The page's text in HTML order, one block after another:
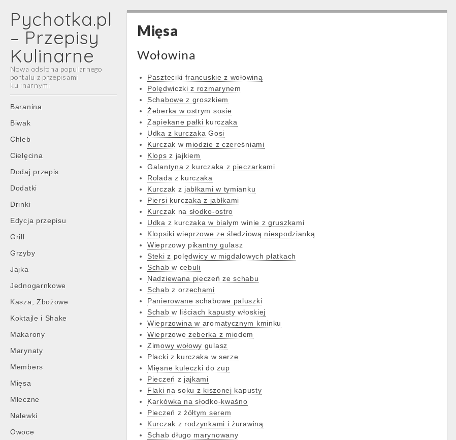
Pychotka.pl
– Przepisy
Kulinarne
Nowa odsłona popularnego
portalu z przepisami
kulinarnymi
Main
menu
Skip
content
Baranina
Biwak
Chleb
Cielęcina
Dodaj przepis
Dodatki
Drinki
Edycja przepisu
Grill
Grzyby
Jajka
Jednogarnkowe
Kasza, Zbożowe
Koktajle i Shake
Makarony
Marynaty
Members
Mięsa
Mleczne
Nalewki
Owoce
Mięsa
Wołowina
Paszteciki francuskie z wołowiną
Polędwiczki z rozmarynem
Schabowe z groszkiem
Żeberka w ostrym sosie
Zapiekane pałki kurczaka
Udka z kurczaka Gosi
Kurczak w miodzie z czereśniami
Klops z jajkiem
Galantyna z kurczaka z pieczarkami
Rolada z kurczaka
Kurczak z jabłkami w tymianku
Piersi kurczaka z jabłkami
Kurczak na słodko-ostro
Udka z kurczaka w białym winie z gruszkami
Klopsiki wieprzowe ze śledziową niespodzianką
Wieprzowy pikantny gulasz
Steki z polędwicy w migdałowych płatkach
Schab w cebuli
Nadziewana pieczeń ze schabu
Schab z orzechami
Panierowane schabowe paluszki
Schab w liściach kapusty włoskiej
Wieprzowina w aromatycznym kminku
Wieprzowe żeberka z miodem
Zimowy wołowy gulasz
Placki z kurczaka w serze
Mięsne kuleczki do zup
Pieczeń z jajkami
Flaki na soku z kiszonej kapusty
Karkówka na słodko-kwaśno
Pieczeń z żółtym serem
Kurczak z rodzynkami i żurawiną
Schab długo marynowany